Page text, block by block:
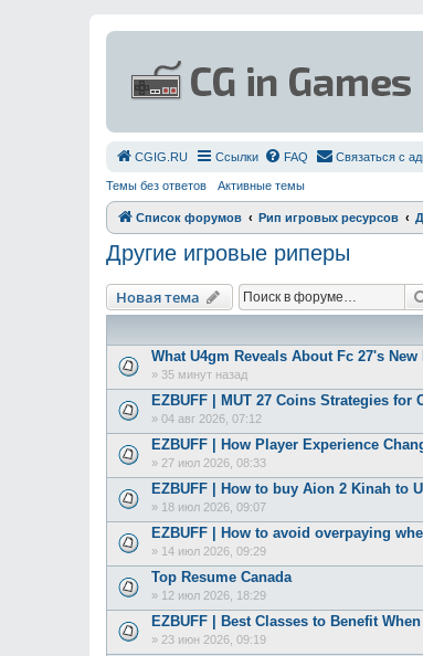
СGIG.RU Ссылки FAQ Связаться с
Темы без ответов Активные темы
Список форумов Рип игровых ресурсов
Другие игровые риперы
Новая тема
What U4gm Reveals About Fc 27's New
» 35 минут назад
EZBUFF | MUT 27 Coins Strategies
» 04 авг 2026, 07:12
EZBUFF | How Player Experience
» 27 июл 2026, 08:33
EZBUFF | How to buy Aion 2 Kinah to
» 18 июл 2026, 09:07
EZBUFF | How to avoid overpaying
» 14 июл 2026, 09:29
Top Resume Canada
» 12 июл 2026, 18:29
EZBUFF | Best Classes to Benefit
» 23 июн 2026, 09:19